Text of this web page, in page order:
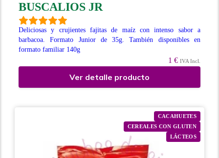
BUSCALIOS JR
Deliciosas y crujientes fajitas de maí­z con intenso sabor a
barbacoa. Formato Junior de 35g. También disponibles en
formato familiar 140g
1 € IVA Incl.
Ver detalle producto
CACAHUETES
CEREALES CON GLUTEN
LÁCTEOS